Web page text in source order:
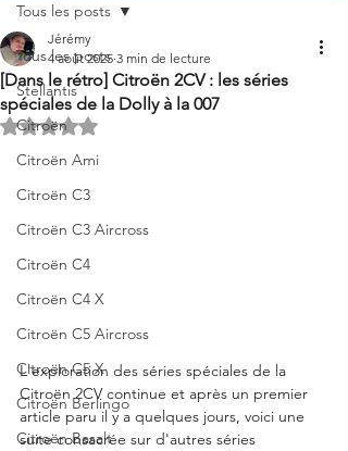
Tous les posts
Stellantis
Citroën
Citroën Ami
Citroën C3
Citroën C3 Aircross
Citroën C4
Citroën C4 X
Citroën C5 Aircross
Citroën C5 X
Citroën Berlingo
Citroën Basalt
Tous les posts
[Dans le rétro] Citroën 2CV : les séries
spéciales de la Dolly à la 007
Jérémy
4 août 2025 3 min de lecture
Noté NaN étoiles sur 5.
L'exploration des séries spéciales de la
Citroën 2CV continue et après un premier
article paru il y a quelques jours, voici une
suite consacrée sur d'autres séries